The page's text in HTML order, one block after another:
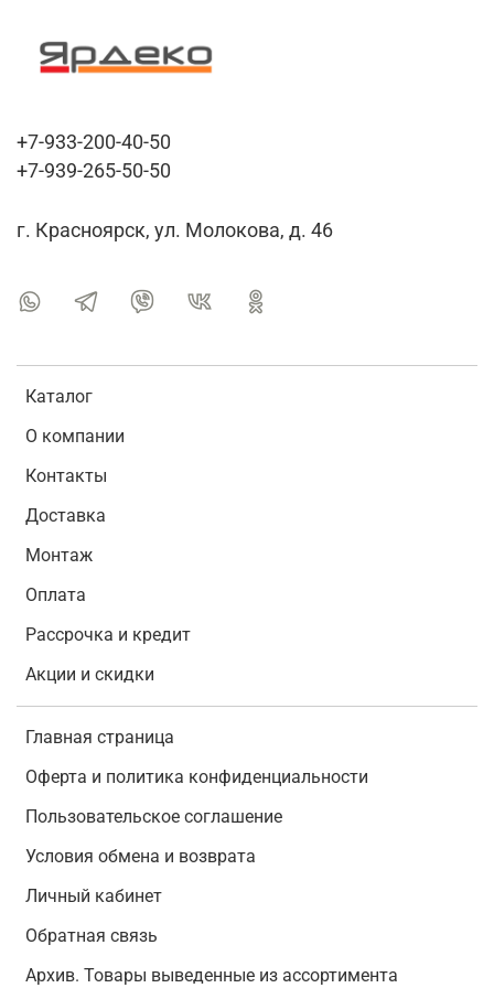
Каталог
О компании
Контакты
Доставка
Монтаж
Оплата
Рассрочка и кредит
Акции и скидки
Главная страница
Оферта и политика конфиденциальности
Пользовательское соглашение
Условия обмена и возврата
Личный кабинет
Обратная связь
Архив. Товары выведенные из ассортимента
+7-933-200-40-50
+7-939-265-50-50
г. Красноярск, ул. Молокова, д. 46